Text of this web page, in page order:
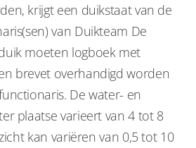
krijgt een duikstaat van de
van Duikteam De
moeten logboek met
brevet overhandigd worden
De water- en
plaatse varieert van 4 tot 8
kan variëren van 0,5 tot 10